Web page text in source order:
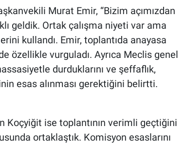
Murat Emir, “Bizim açımızdan
geldik. Ortak çalışma niyeti var ama
kullandı. Emir, toplantıda anayasa
özellikle vurguladı. Ayrıca Meclis genel
durduklarını ve şeffaflık,
esas alınması gerektiğini belirtti.
Koçyiğit ise toplantının verimli geçtiğini
ortaklaştık. Komisyon esaslarını